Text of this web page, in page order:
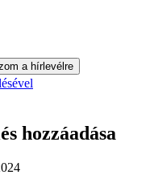
hozzáadása